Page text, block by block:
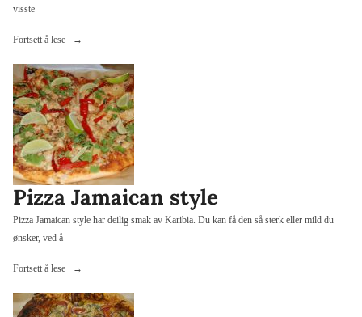
visste
Fortsett å lese «Pizza»
Pizza Jamaican style
Pizza Jamaican style har deilig smak av Karibia. Du kan få den så sterk eller mild du
ønsker, ved å
Fortsett å lese
«Pizza
style»